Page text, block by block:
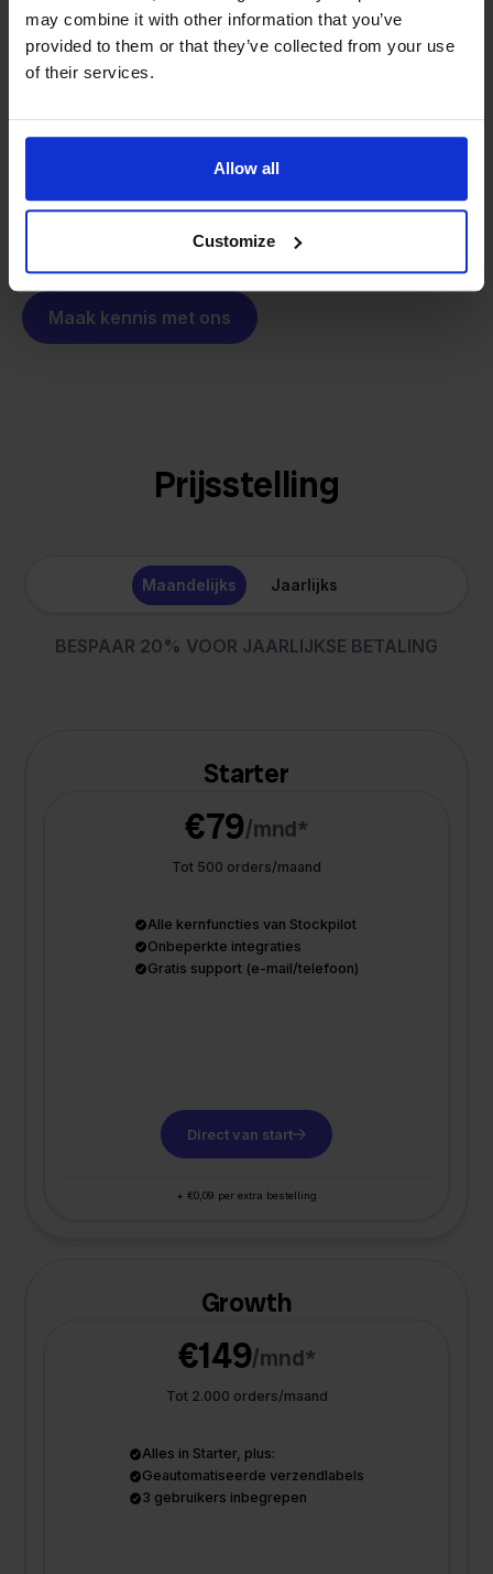
may combine it with other information that you’ve
provided to them or that they’ve collected from your use
of their services.
Allow all
Customize
We groeien gecontroleerd, zonder
investeerders of externe druk.
softwarebouwer
oplossing voor ons eigen bedrijf, is inmiddels
heel Europa. De missie is hetzelfde gebleven:
multichannel verkopen eenvoudig maken.
Maak kennis met ons
Prijsstelling
Maandelijks Jaarlijks
BESPAAR 20% VOOR JAARLIJKSE BETALING
Starter
€79/mnd*
Tot 500 orders/maand
Alle kernfuncties van Stockpilot
Onbeperkte integraties
Gratis support (e-mail/telefoon)
Direct van start
+ €0,09 per extra bestelling
Growth
€149/mnd*
Tot 2.000 orders/maand
Alles in Starter, plus:
Geautomatiseerde verzendlabels
3 gebruikers inbegrepen